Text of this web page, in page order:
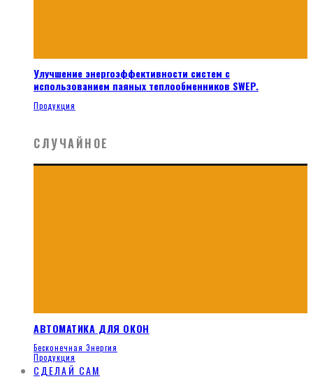
Улучшение энергоэффективности систем с
использованием паяных теплообменников SWEP.
Продукция
СЛУЧАЙНОЕ
АВТОМАТИКА ДЛЯ ОКОН
Бесконечная Энергия
Продукция
СДЕЛАЙ САМ